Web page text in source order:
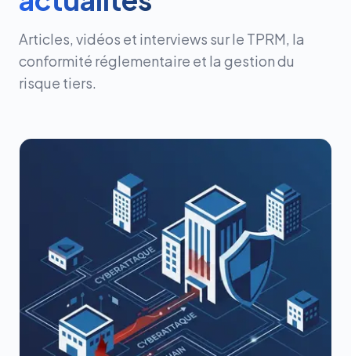
conformité réglementaire et la gestion du
risque tiers.
Article